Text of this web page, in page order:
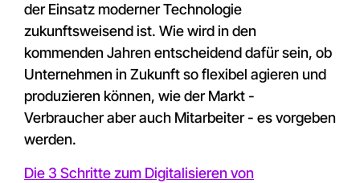
der Einsatz moderner Technologie
zukunftsweisend ist. Wie wird in den
kommenden Jahren entscheidend dafür sein, ob
Unternehmen in Zukunft so flexibel agieren und
produzieren können, wie der Markt -
Verbraucher aber auch Mitarbeiter - es vorgeben
werden.
Die 3 Schritte zum Digitalisieren von